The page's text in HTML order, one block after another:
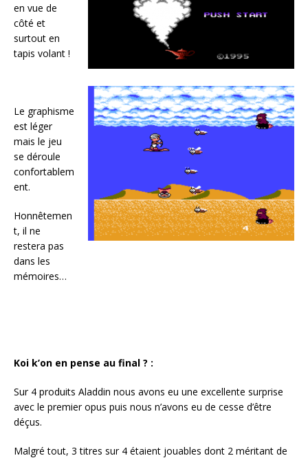
en vue de
côté et
surtout en
tapis volant !
Le graphisme
est léger
mais le jeu
se déroule
confortablem
ent.
Honnêtemen
t, il ne
restera pas
dans les
mémoires…
Koi k’on en pense au final ? :
Sur 4 produits Aladdin nous avons eu une excellente surprise
avec le premier opus puis nous n’avons eu de cesse d’être
déçus.
Malgré tout, 3 titres sur 4 étaient jouables dont 2 méritant de